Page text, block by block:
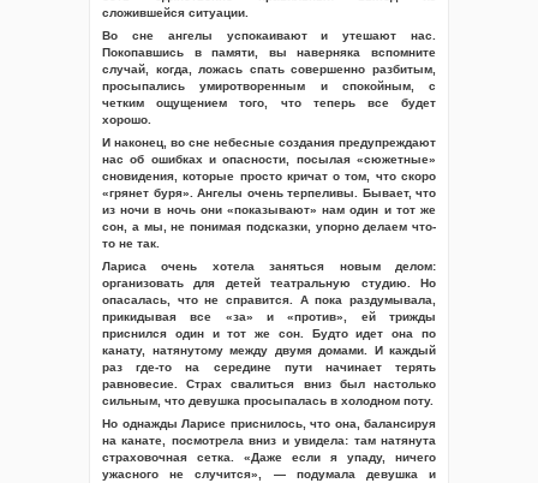
сложившейся ситуации.
Во сне ангелы успокаивают и утешают нас.
Покопавшись в памяти, вы наверняка вспомните
случай, когда, ложась спать совершенно разбитым,
просыпались умиротворенным и спокойным, с
четким ощущением того, что теперь все будет
хорошо.
И наконец, во сне небесные создания предупреждают
нас об ошибках и опасности, посылая «сюжетные»
сновидения, которые просто кричат о том, что скоро
«грянет буря». Ангелы очень терпеливы. Бывает, что
из ночи в ночь они «показывают» нам один и тот же
сон, а мы, не понимая подсказки, упорно делаем что-
то не так.
Лариса очень хотела заняться новым делом:
организовать для детей театральную студию. Но
опасалась, что не справится. А пока раздумывала,
прикидывая все «за» и «против», ей трижды
приснился один и тот же сон. Будто идет она по
канату, натянутому между двумя домами. И каждый
раз где-то на середине пути начинает терять
равновесие. Страх свалиться вниз был настолько
сильным, что девушка просыпалась в холодном поту.
Но однажды Ларисе приснилось, что она, балансируя
на канате, посмотрела вниз и увидела: там натянута
страховочная сетка. «Даже если я упаду, ничего
ужасного не случится», — подумала девушка и